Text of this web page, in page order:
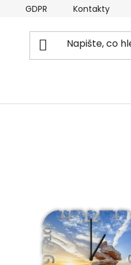
GDPR Kontakty